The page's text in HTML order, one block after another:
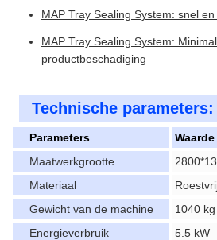
MAP Tray Sealing System: snel
MAP Tray Sealing System:
productbeschadiging
Technische parameters:
Parameters
Waarde
Maatwerkgrootte
Materiaal
Gewicht van de machine
1040 kg
Energieverbruik
5.5 kW